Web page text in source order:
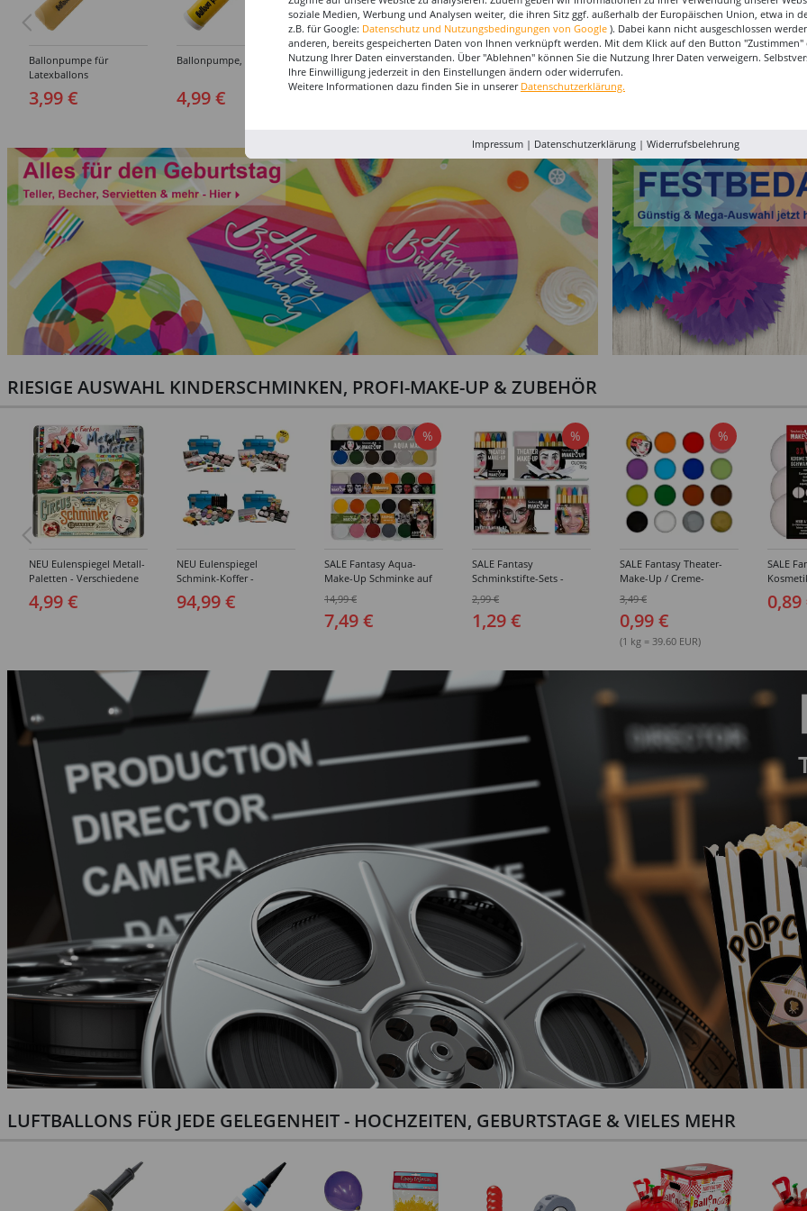
Ballonpumpe für
Latexballons
3,99 €
Ballonpumpe, 29 cm
4,99 €
Ballonverschlüsse für
Latexluftballons, 72
Stück
3,99 €
Ballonband für
Ballongirlanden, 5m
Deko-Band aus PVC
4,99 €
Ballongas Helium-Flasche
für 50 Ballons
59,99 €
RIESIGE AUSWAHL KINDERSCHMINKEN, PROFI-MAKE-UP & ZUBEHÖR
NEU Eulenspiegel Metall-
Paletten - Verschiedene
4,99 €
NEU Eulenspiegel
Schmink-Koffer -
Ausführungen
94,99 €
%
SALE Fantasy Aqua-
Make-Up Schminke auf
Paletten - Verschiedene
Ausführungen
14,99 €
7,49 €
%
SALE Fantasy
Schminkstifte-Sets -
Ausführungen
2,99 €
1,29 €
%
SALE Fantasy Theater-
Make-Up / Creme-
25g - Verschiedene
Karnevalsfarben
3,49 €
0,99 €
(1 kg = 39.60 EUR)
SALE
0,89
LUFTBALLONS FÜR JEDE GELEGENHEIT - HOCHZEITEN, GEBURTSTAGE & VIELES MEHR
soziale Medien, Werbung und Analysen weiter, die ihren Sitz ggf. außerhalb der Europäischen Union, etwa in
z.B. für Google: Datenschutz und Nutzungsbedingungen von Google ). Dabei kann nicht ausgeschlossen
anderen, bereits gespeicherten Daten von Ihnen verknüpft werden. Mit dem Klick auf den Button "Zustimmen"
Nutzung Ihrer Daten einverstanden. Über "Ablehnen" können Sie die Nutzung Ihrer Daten verweigern.
Ihre Einwilligung jederzeit in den Einstellungen ändern oder widerrufen.
Weitere Informationen dazu finden Sie in unserer Datenschutzerklärung.
Impressum| Datenschutzerklärung| Widerrufsbelehrung